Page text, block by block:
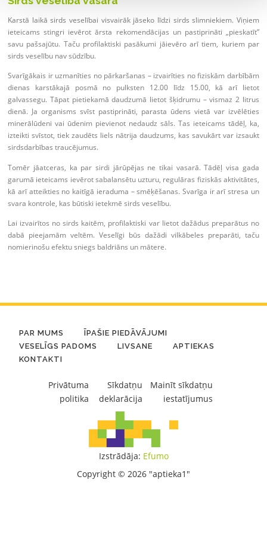
Karstā laikā sirds veselībai visvairāk jāseko līdzi sirds slimniekiem. Viņiem
ieteicams stingri ievērot ārsta rekomendācijas un pastiprināti „pieskatīt”
savu pašsajūtu. Taču profilaktiski pasākumi jāievēro arī tiem, kuriem par
sirds veselību nav sūdzību.
Svarīgākais ir uzmanīties no pārkaršanas – izvairīties no fiziskām darbībām
dienas karstākajā posmā no pulksten 12.00 līdz 15.00, kā arī lietot
galvassegu. Tāpat pietiekamā daudzumā lietot šķidrumu – vismaz 2 litrus
dienā. Ja organisms svīst pastiprināti, parasta ūdens vietā var izvēlēties
minerālūdeni vai ūdenim pievienot nedaudz sāls. Tas ieteicams tādēļ, ka,
izteikti svīstot, tiek zaudēts liels nātrija daudzums, kas savukārt var izsaukt
sirdsdarbības traucējumus.
Tomēr jāatceras, ka par sirdi jārūpējas ne tikai vasarā. Tādēļ visa gada
garumā ieteicams ievērot sabalansētu uzturu, regulāras fiziskās aktivitātes,
kā arī atteikties no kaitīgā ieraduma – smēķēšanas. Svarīga ir arī stresa un
svara kontrole, kas būtiski ietekmē sirds veselību.
Lai izvairītos no sirds kaitēm, profilaktiski var lietot dažādus preparātus no
dabā pieejamām veltēm. Veselīgi būs dažādi vilkābeles preparāti, taču
nomierinošu efektu sniegs baldriāns un mātere.
PAR MUMS
ĪPAŠIE PIEDĀVĀJUMI
VESELĪGS PADOMS
LIVSANE
APTIEKAS
KONTAKTI
Privātuma
politika
Sīkdatņu
deklarācija
Mainīt sīkdatņu
iestatījumus
Izstrādāja: Efumo
Copyright © 2026 "aptieka1"